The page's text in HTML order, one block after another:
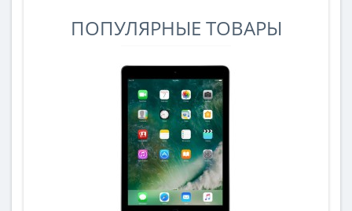
ПОПУЛЯРНЫЕ ТОВАРЫ